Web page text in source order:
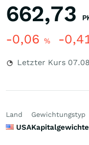
662,73
-0,06 % -
Letzter Kurs
Land
USA
Gewichtungstyp